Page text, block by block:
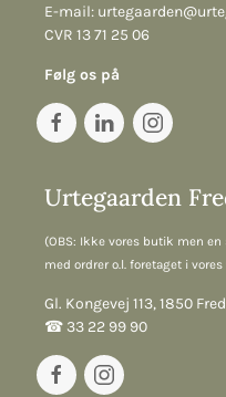
E-mail:
CVR 13 71 25 06
Følg os på
Urtegaarden
(OBS: Ikke vores butik men
med ordrer o.l. foretaget i
Gl. Kongevej 113, 1850
☎︎ 33 22 99 90